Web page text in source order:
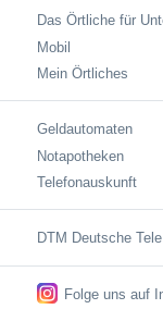
Das Örtliche für
Mobil
Mein Örtliches
Geldautomaten
Notapotheken
Telefonauskunft
DTM Deutsche
Folge uns auf